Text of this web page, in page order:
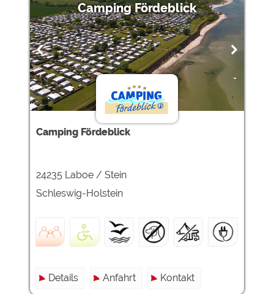
Camping Fördeblick
Camping Fördeblick
24235 Laboe / Stein
Schleswig-Holstein
Details Anfahrt Kontakt